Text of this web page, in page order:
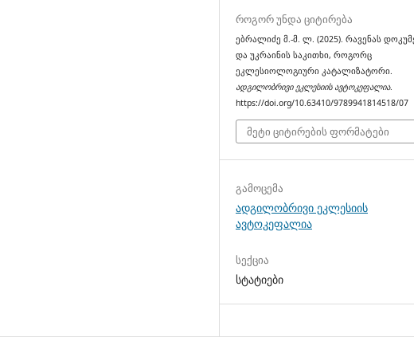
როგორ უნდა ციტირება
ებრალიძე მ.-მ. ლ. (2025). რავენას
და უკრაინის საკითხი, როგორც
ეკლესიოლოგიური კატალიზატორი.
ადგილობრივი ეკლესიის ავტოკეფალია.
https://doi.org/10.63410/9789941814518/07
მეტი ციტირების ფორმატები
გამოცემა
ადგილობრივი ეკლესიის
ავტოკეფალია
სექცია
სტატიები